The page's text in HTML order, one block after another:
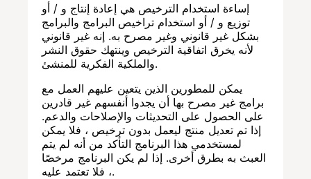
إساءة استخدام الترخيص هي إعادة إنتاج و / أو
توزيع و / أو استخدام تراخيص البرامج والبرامج
بشكل غير قانوني وغير مصرح به. إنه غير قانوني
لأنه يخرق اتفاقية الترخيص وينتهك حقوق النشر
والملكية الفكرية للمنشئ.
يمكن للمطورين الذين يتعين عليهم العمل مع
برامج غير مصرح بها أن يجدوا أنفسهم غير قادرين
على الحصول على التحديثات والإصلاحات والدعم.
إذا تم تعديل منتج ليعمل بدون ترخيص ، فلا يمكن
لمستخدمي هذا البرنامج التأكد من أنه لم يتم
العبث به بطرق أخرى. إذا لم يكن البرنامج مرخصًا
، فلا تعتمد عليه.